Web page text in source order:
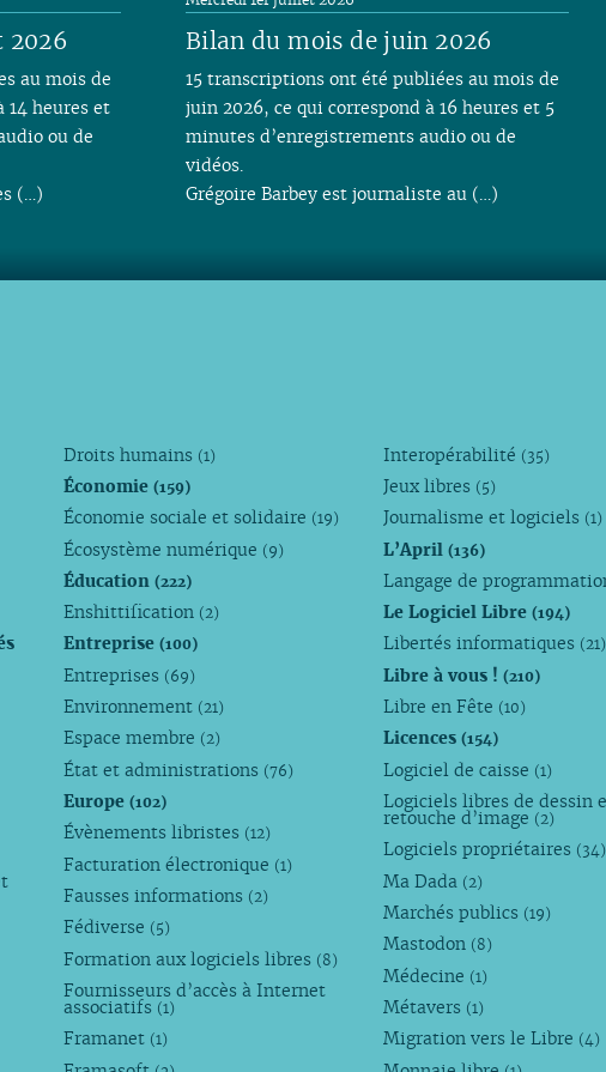
2026
au mois de
14 heures et
ou de
(…)
Bilan du mois de juin 2026
15 transcriptions ont été publiées au mois de
juin 2026, ce qui correspond à 16 heures et 5
minutes d’enregistrements audio ou de
vidéos.
Grégoire Barbey est journaliste au (…)
Droits humains (1)
Économie(159)
Économie sociale et solidaire (19)
Écosystème numérique (9)
Éducation(222)
Enshittification (2)
Entreprise(100)
Entreprises (69)
Environnement (21)
Espace membre (2)
État et administrations (76)
Europe(102)
Évènements libristes (12)
Facturation électronique (1)
Fausses informations (2)
Fédiverse (5)
Formation aux logiciels libres (8)
Fournisseurs d’accès à Internet
associatifs (1)
Framanet (1)
Interopérabilité (35)
Jeux libres (5)
Journalisme et logiciels (1)
L’April(136)
Langage de
Le Logiciel Libre(194)
Libertés informatiques (21)
Libre à vous !(210)
Libre en Fête (10)
Licences(154)
Logiciel de caisse (1)
Logiciels libres de dessin
retouche d’image (2)
Logiciels propriétaires (34)
Ma Dada (2)
Marchés publics (19)
Mastodon (8)
Médecine (1)
Métavers (1)
Migration vers le Libre (4)